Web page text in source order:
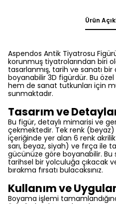
Ürün
Aspendos Antik Tiyatrosu
korunmuş tiyatrolarından biri
tasarlanmış, tarih ve sanatı
boyanabilir 3D figürdür. Bu
hem de sanat tutkunları için
sunmaktadır.
Tasarım ve
Bu figür, detaylı mimarisi ve
çekmektedir. Tek renk
içeriğinde yer alan 6 renk akrilik
sarı, beyaz, siyah) ve fırça ile
gücünüze göre boyanabilir.
tarihsel bir yolculuğa çıkacak ve
bırakma fırsatı bulacaksınız.
Kullanım ve
Boyama işlemi